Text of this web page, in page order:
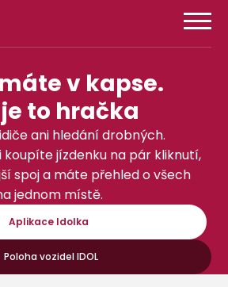
v kapse.
to hračka
ani hledání drobných.
koupíte jízdenku na pár kliknutí,
spoj a máte přehled o všech
jednom místě.
Aplikace Idolka
Poloha vozidel IDOL